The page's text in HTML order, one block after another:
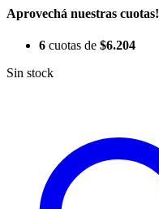
Aprovechá nuestras cuotas!
6 cuotas de $6.204
Sin stock